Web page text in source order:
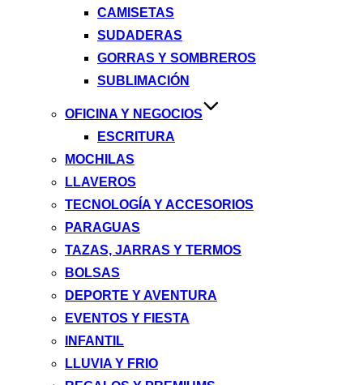
CAMISETAS
SUDADERAS
GORRAS Y SOMBREROS
SUBLIMACIÓN
OFICINA Y NEGOCIOS
ESCRITURA
MOCHILAS
LLAVEROS
TECNOLOGÍA Y ACCESORIOS
PARAGUAS
TAZAS, JARRAS Y TERMOS
BOLSAS
DEPORTE Y AVENTURA
EVENTOS Y FIESTA
INFANTIL
LLUVIA Y FRIO